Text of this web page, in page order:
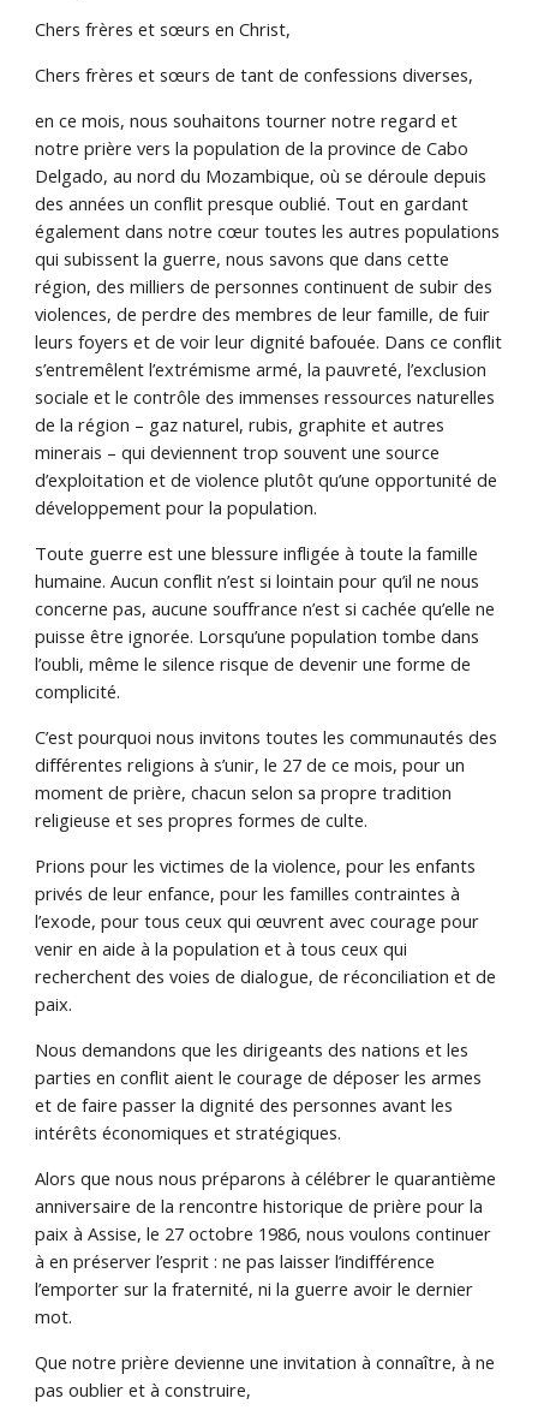
Chers frères et sœurs en Christ,
Chers frères et sœurs de tant de confessions diverses,
en ce mois, nous souhaitons tourner notre regard et
notre prière vers la population de la province de Cabo
Delgado, au nord du Mozambique, où se déroule depuis
des années un conflit presque oublié. Tout en gardant
également dans notre cœur toutes les autres populations
qui subissent la guerre, nous savons que dans cette
région, des milliers de personnes continuent de subir des
violences, de perdre des membres de leur famille, de fuir
leurs foyers et de voir leur dignité bafouée. Dans ce conflit
s’entremêlent l’extrémisme armé, la pauvreté, l’exclusion
sociale et le contrôle des immenses ressources naturelles
de la région – gaz naturel, rubis, graphite et autres
minerais – qui deviennent trop souvent une source
d’exploitation et de violence plutôt qu’une opportunité de
développement pour la population.
Toute guerre est une blessure infligée à toute la famille
humaine. Aucun conflit n’est si lointain pour qu’il ne nous
concerne pas, aucune souffrance n’est si cachée qu’elle ne
puisse être ignorée. Lorsqu’une population tombe dans
l’oubli, même le silence risque de devenir une forme de
complicité.
C’est pourquoi nous invitons toutes les communautés des
différentes religions à s’unir, le 27 de ce mois, pour un
moment de prière, chacun selon sa propre tradition
religieuse et ses propres formes de culte.
Prions pour les victimes de la violence, pour les enfants
privés de leur enfance, pour les familles contraintes à
l’exode, pour tous ceux qui œuvrent avec courage pour
venir en aide à la population et à tous ceux qui
recherchent des voies de dialogue, de réconciliation et de
paix.
Nous demandons que les dirigeants des nations et les
parties en conflit aient le courage de déposer les armes
et de faire passer la dignité des personnes avant les
intérêts économiques et stratégiques.
Alors que nous nous préparons à célébrer le quarantième
anniversaire de la rencontre historique de prière pour la
paix à Assise, le 27 octobre 1986, nous voulons continuer
à en préserver l’esprit : ne pas laisser l’indifférence
l’emporter sur la fraternité, ni la guerre avoir le dernier
mot.
Que notre prière devienne une invitation à connaître, à ne
pas oublier et à construire,